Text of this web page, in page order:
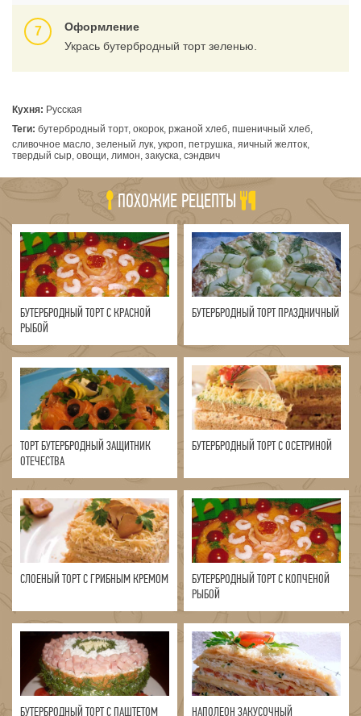
Оформление
Укрась бутербродный торт зеленью.
Кухня: Русская
Теги: бутербродный торт, окорок, ржаной хлеб, пшеничный хлеб,
сливочное масло, зеленый лук, укроп, петрушка, яичный желток,
твердый сыр, овощи, лимон, закуска, сэндвич
ПОХОЖИЕ РЕЦЕПТЫ
БУТЕРБРОДНЫЙ ТОРТ С КРАСНОЙ
РЫБОЙ
БУТЕРБРОДНЫЙ ТОРТ ПРАЗДНИЧНЫЙ
ТОРТ БУТЕРБРОДНЫЙ ЗАЩИТНИК
ОТЕЧЕСТВА
БУТЕРБРОДНЫЙ ТОРТ С ОСЕТРИНОЙ
СЛОЕНЫЙ ТОРТ С ГРИБНЫМ КРЕМОМ
БУТЕРБРОДНЫЙ ТОРТ С КОПЧЕНОЙ
РЫБОЙ
БУТЕРБРОДНЫЙ ТОРТ С ПАШТЕТОМ НАПОЛЕОН ЗАКУСОЧНЫЙ